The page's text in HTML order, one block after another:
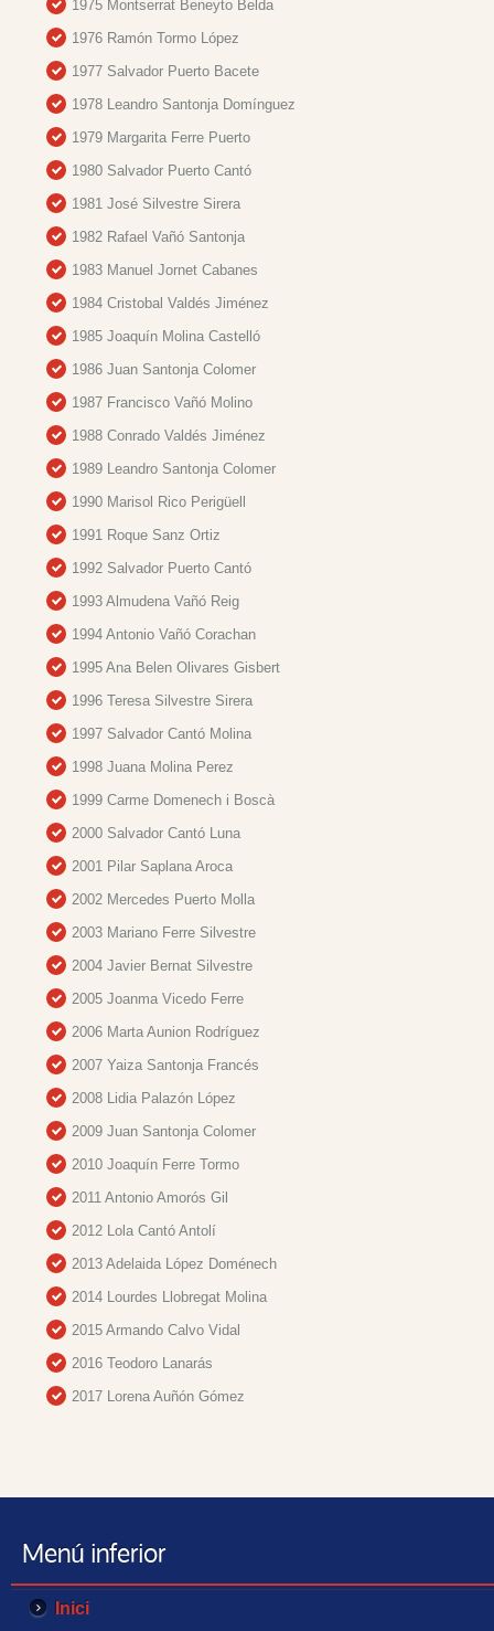
1975 Montserrat Beneyto Belda
1976 Ramón Tormo López
1977 Salvador Puerto Bacete
1978 Leandro Santonja Domínguez
1979 Margarita Ferre Puerto
1980 Salvador Puerto Cantó
1981 José Silvestre Sirera
1982 Rafael Vañó Santonja
1983 Manuel Jornet Cabanes
1984 Cristobal Valdés Jiménez
1985 Joaquín Molina Castelló
1986 Juan Santonja Colomer
1987 Francisco Vañó Molino
1988 Conrado Valdés Jiménez
1989 Leandro Santonja Colomer
1990 Marisol Rico Perigüell
1991 Roque Sanz Ortiz
1992 Salvador Puerto Cantó
1993 Almudena Vañó Reig
1994 Antonio Vañó Corachan
1995 Ana Belen Olivares Gisbert
1996 Teresa Silvestre Sirera
1997 Salvador Cantó Molina
1998 Juana Molina Perez
1999 Carme Domenech i Boscà
2000 Salvador Cantó Luna
2001 Pilar Saplana Aroca
2002 Mercedes Puerto Molla
2003 Mariano Ferre Silvestre
2004 Javier Bernat Silvestre
2005 Joanma Vicedo Ferre
2006 Marta Aunion Rodríguez
2007 Yaiza Santonja Francés
2008 Lidia Palazón López
2009 Juan Santonja Colomer
2010 Joaquín Ferre Tormo
2011 Antonio Amorós Gil
2012 Lola Cantó Antolí
2013 Adelaida López Doménech
2014 Lourdes Llobregat Molina
2015 Armando Calvo Vidal
2016 Teodoro Lanarás
2017 Lorena Auñón Gómez
Menú inferior
Inici